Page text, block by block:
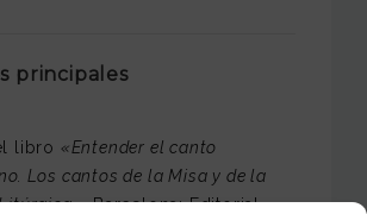
principales
libro «Entender el canto
Los cantos de la Misa y de la
Barcelona: Editorial